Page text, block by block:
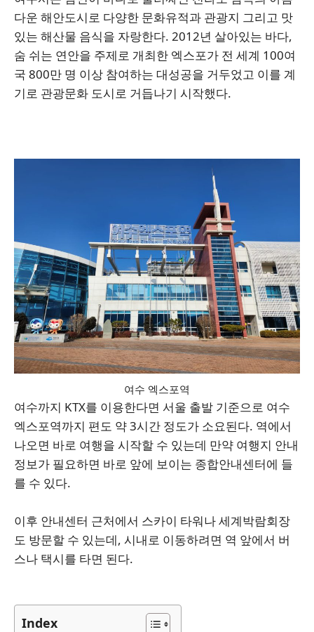
다운 해안도시로 다양한 문화유적과 관광지 그리고 맛
있는 해산물 음식을 자랑한다. 2012년 살아있는 바다,
숨 쉬는 연안을 주제로 개최한 엑스포가 전 세계 100여
국 800만 명 이상 참여하는 대성공을 거두었고 이를 계
기로 관광문화 도시로 거듭나기 시작했다.
여수 엑스포역
여수까지 KTX를 이용한다면 서울 출발 기준으로 여수
엑스포역까지 편도 약 3시간 정도가 소요된다. 역에서
나오면 바로 여행을 시작할 수 있는데 만약 여행지 안내
정보가 필요하면 바로 앞에 보이는 종합안내센터에 들
를 수 있다.
이후 안내센터 근처에서 스카이 타워나 세계박람회장
도 방문할 수 있는데, 시내로 이동하려면 역 앞에서 버
스나 택시를 타면 된다.
Index